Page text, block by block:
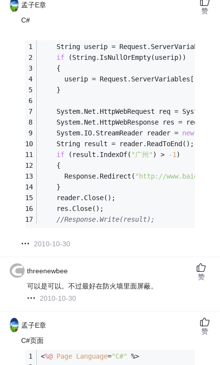
孟子E章
C#
    String userip = Request.ServerVariables[
if (String.IsNullOrEmpty(userip))
    {
      userip = Request.ServerVariables[
    }
System.Net.HttpWebRequest req =
System.Net.HttpWebResponse res =
    System.IO.StreamReader reader =
new
    String result = reader.ReadToEnd();
if (result.IndexOf( "广州" ) > -1 )
    {
      Response.Redirect(
"http://
    }
    reader.Close();
    res.Close();
//Response.Write(result);
2010-10-30
赞
threenewbee
可以是可以。不过最好在防火墙里面屏蔽。
2010-10-30
赞
孟子E章
C#页面
<%@ Page Language="C#" %>
赞